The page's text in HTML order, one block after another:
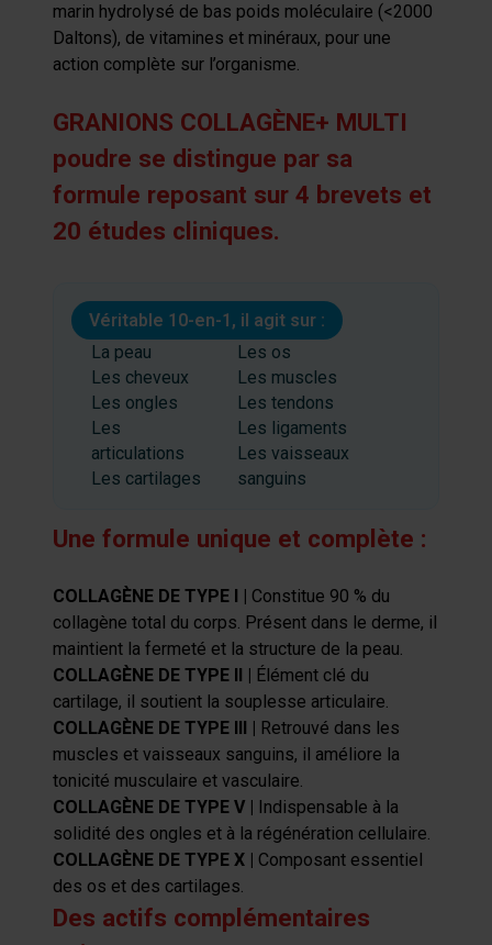
marin hydrolysé de bas poids moléculaire (<2000
Daltons), de vitamines et minéraux, pour une
action complète sur l’organisme.
GRANIONS COLLAGÈNE+ MULTI
poudre se distingue par sa
formule reposant sur 4 brevets et
20 études cliniques.
Véritable 10-en-1, il agit sur :
La peau
Les cheveux
Les ongles
Les
articulations
Les cartilages
Les os
Les muscles
Les tendons
Les ligaments
Les vaisseaux
sanguins
Une formule unique et complète :
COLLAGÈNE DE TYPE I | Constitue 90 % du
collagène total du corps. Présent dans le derme, il
maintient la fermeté et la structure de la peau.
COLLAGÈNE DE TYPE II | Élément clé du
cartilage, il soutient la souplesse articulaire.
COLLAGÈNE DE TYPE III | Retrouvé dans les
muscles et vaisseaux sanguins, il améliore la
tonicité musculaire et vasculaire.
COLLAGÈNE DE TYPE V | Indispensable à la
solidité des ongles et à la régénération cellulaire.
COLLAGÈNE DE TYPE X | Composant essentiel
des os et des cartilages.
Des actifs complémentaires